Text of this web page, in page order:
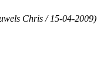
Chris / 15-04-2009)